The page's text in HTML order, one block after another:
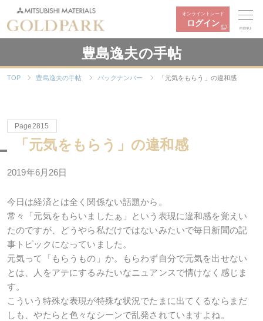
オンライントレード
ログイン
MENU
豊島逸夫の手帖
TOP 豊島逸夫の手帖 バックナンバー 「元気をもらう」の違和感
Page2815
「元気をもらう」の違和感
2019年6月26日
今日は経済とは全く関係ない話題から。
常々「元気をもらいましたぁ」という表現に違和感を覚えい
たのですが、どうやら私だけではないみたいで毎日新聞の記
事トピックになっていました。
元気って「もらうもの」か。もらわず自分で元気を出せない
とは、人をアテにするみたいなニュアンスで情けなく感じま
す。
こういう特殊な表現が特殊な状況でたまに出てくるならまだ
しも、やたらと色々なシーンで乱発されていますよね。